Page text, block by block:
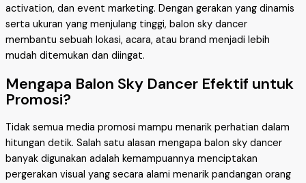
activation, dan event marketing. Dengan gerakan yang dinamis
serta ukuran yang menjulang tinggi, balon sky dancer
membantu sebuah lokasi, acara, atau brand menjadi lebih
mudah ditemukan dan diingat.
Mengapa Balon Sky Dancer Efektif untuk
Promosi?
Tidak semua media promosi mampu menarik perhatian dalam
hitungan detik. Salah satu alasan mengapa balon sky dancer
banyak digunakan adalah kemampuannya menciptakan
pergerakan visual yang secara alami menarik pandangan orang